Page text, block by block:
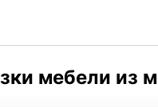
мебели из